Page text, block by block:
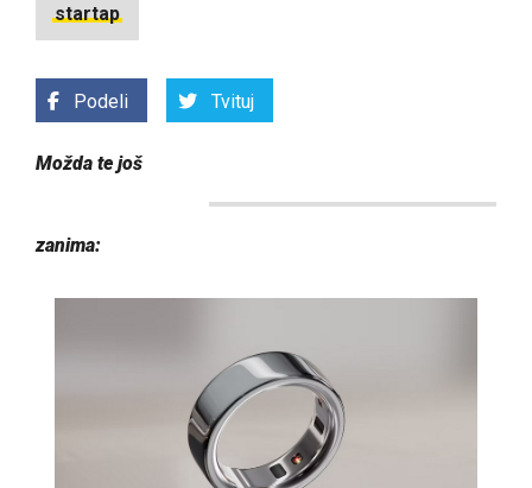
startap
Podeli Tvituj
Možda te još
zanima: